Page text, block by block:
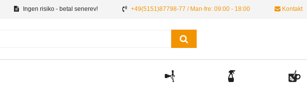
Ingen risiko - betal senerev! +49(5151)87798-77 / Man-fre: 09:00 - 18:00 Kontakt